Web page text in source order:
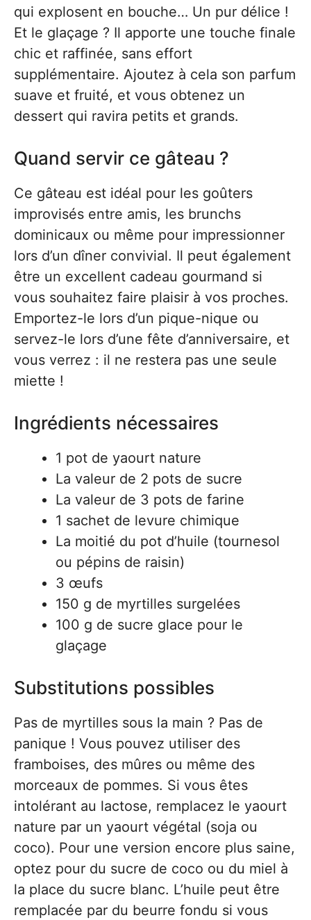
qui explosent en bouche… Un pur délice !
Et le glaçage ? Il apporte une touche finale
chic et raffinée, sans effort
supplémentaire. Ajoutez à cela son parfum
suave et fruité, et vous obtenez un
dessert qui ravira petits et grands.
Quand servir ce gâteau ?
Ce gâteau est idéal pour les goûters
improvisés entre amis, les brunchs
dominicaux ou même pour impressionner
lors d’un dîner convivial. Il peut également
être un excellent cadeau gourmand si
vous souhaitez faire plaisir à vos proches.
Emportez-le lors d’un pique-nique ou
servez-le lors d’une fête d’anniversaire, et
vous verrez : il ne restera pas une seule
miette !
Ingrédients nécessaires
1 pot de yaourt nature
La valeur de 2 pots de sucre
La valeur de 3 pots de farine
1 sachet de levure chimique
La moitié du pot d’huile (tournesol
ou pépins de raisin)
3 œufs
150 g de myrtilles surgelées
100 g de sucre glace pour le
glaçage
Substitutions possibles
Pas de myrtilles sous la main ? Pas de
panique ! Vous pouvez utiliser des
framboises, des mûres ou même des
morceaux de pommes. Si vous êtes
intolérant au lactose, remplacez le yaourt
nature par un yaourt végétal (soja ou
coco). Pour une version encore plus saine,
optez pour du sucre de coco ou du miel à
la place du sucre blanc. L’huile peut être
remplacée par du beurre fondu si vous